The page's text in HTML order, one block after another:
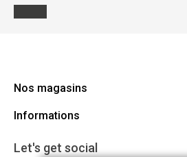
Nos magasins
Cycles Arnold Kontz Gare / Bonnevoie
+352 40 96 74 214 / +352 40 96 74 215
Informations
Conditions générales
Let's get social